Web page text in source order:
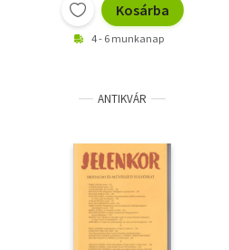
Kosárba
4 - 6 munkanap
ANTIKVÁR